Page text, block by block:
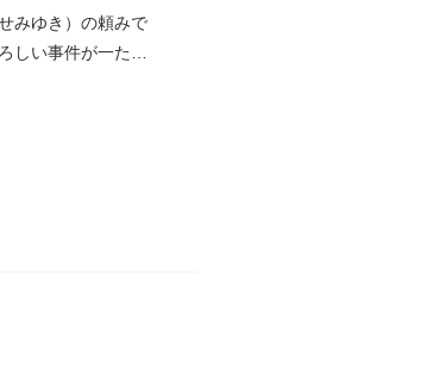
みゆき）の頼みで
しい事件が一たち